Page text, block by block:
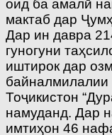
оид ба амалӣ
мактаб дар
Дар ин давра
гуногуни
иштирок дар
Тоҷикистон
намуданд. Дар
имтиҳон 46